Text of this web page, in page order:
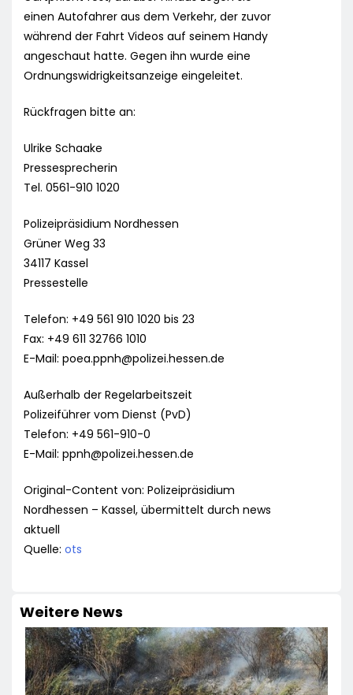
einen Autofahrer aus dem Verkehr, der zuvor
während der Fahrt Videos auf seinem Handy
angeschaut hatte. Gegen ihn wurde eine
Ordnungswidrigkeitsanzeige eingeleitet.
Rückfragen bitte an:
Ulrike Schaake
Pressesprecherin
Tel. 0561-910 1020
Polizeipräsidium Nordhessen
Grüner Weg 33
34117 Kassel
Pressestelle
Telefon: +49 561 910 1020 bis 23
Fax: +49 611 32766 1010
E-Mail: poea.ppnh@polizei.hessen.de
Außerhalb der Regelarbeitszeit
Polizeiführer vom Dienst (PvD)
Telefon: +49 561-910-0
E-Mail: ppnh@polizei.hessen.de
Original-Content von: Polizeipräsidium
Nordhessen – Kassel, übermittelt durch news
aktuell
Quelle: ots
Weitere News